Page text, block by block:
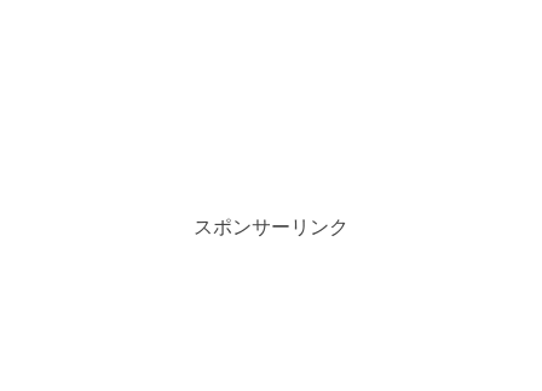
スポンサーリンク